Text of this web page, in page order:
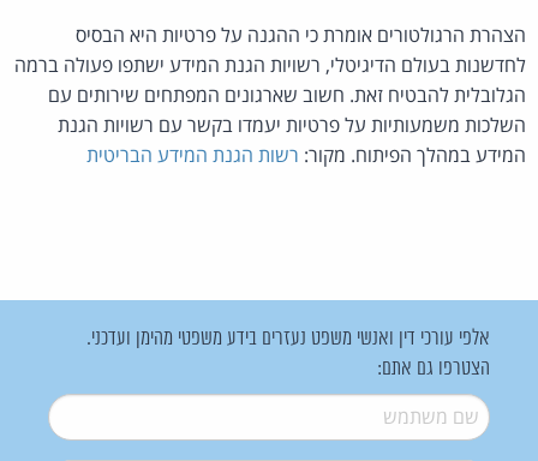
הצהרת הרגולטורים אומרת כי ההגנה על פרטיות היא הבסיס
לחדשנות בעולם הדיגיטלי, רשויות הגנת המידע ישתפו פעולה ברמה
הגלובלית להבטיח זאת. חשוב שארגונים המפתחים שירותים עם
השלכות משמעותיות על פרטיות יעמדו בקשר עם רשויות הגנת
המידע במהלך הפיתוח. מקור: רשות הגנת המידע הבריטית
אלפי עורכי דין ואנשי משפט נעזרים בידע משפטי מהימן ועדכני.
הצטרפו גם אתם:
שם משתמש*